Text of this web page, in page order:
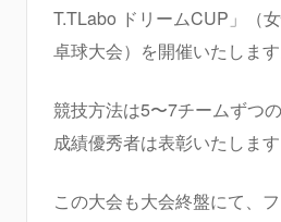
T.TLabo ドリームCUP」（
卓球大会）を開催いたします
競技方法は5〜7チームずつ
成績優秀者は表彰いたします
この大会も大会終盤にて、